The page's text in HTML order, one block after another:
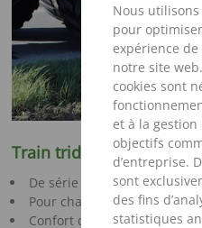
Nous utilisons
pour
expérience
notre site
cookies sont
et à la gestion
objectifs
d’entreprise.
sont
des fins
statistiques
Train tridem hydraulique
De série sur Magnon 530
Pour charge sur essieu
Confort de conduite